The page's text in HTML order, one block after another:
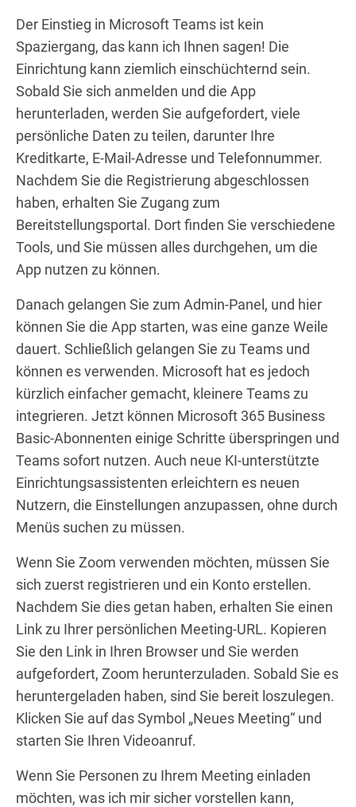
Der Einstieg in Microsoft Teams ist kein
Spaziergang, das kann ich Ihnen sagen! Die
Einrichtung kann ziemlich einschüchternd sein.
Sobald Sie sich anmelden und die App
herunterladen, werden Sie aufgefordert, viele
persönliche Daten zu teilen, darunter Ihre
Kreditkarte, E-Mail-Adresse und Telefonnummer.
Nachdem Sie die Registrierung abgeschlossen
haben, erhalten Sie Zugang zum
Bereitstellungsportal. Dort finden Sie verschiedene
Tools, und Sie müssen alles durchgehen, um die
App nutzen zu können.
Danach gelangen Sie zum Admin-Panel, und hier
können Sie die App starten, was eine ganze Weile
dauert. Schließlich gelangen Sie zu Teams und
können es verwenden. Microsoft hat es jedoch
kürzlich einfacher gemacht, kleinere Teams zu
integrieren. Jetzt können Microsoft 365 Business
Basic-Abonnenten einige Schritte überspringen und
Teams sofort nutzen. Auch neue KI-unterstützte
Einrichtungsassistenten erleichtern es neuen
Nutzern, die Einstellungen anzupassen, ohne durch
Menüs suchen zu müssen.
Wenn Sie Zoom verwenden möchten, müssen Sie
sich zuerst registrieren und ein Konto erstellen.
Nachdem Sie dies getan haben, erhalten Sie einen
Link zu Ihrer persönlichen Meeting-URL. Kopieren
Sie den Link in Ihren Browser und Sie werden
aufgefordert, Zoom herunterzuladen. Sobald Sie es
heruntergeladen haben, sind Sie bereit loszulegen.
Klicken Sie auf das Symbol „Neues Meeting“ und
starten Sie Ihren Videoanruf.
Wenn Sie Personen zu Ihrem Meeting einladen
möchten, was ich mir sicher vorstellen kann,